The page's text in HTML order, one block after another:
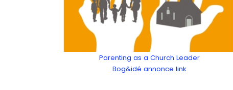
Parenting as a Church Leader
Bog&idé annonce link